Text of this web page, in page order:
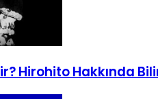
Hirohito Hakkında